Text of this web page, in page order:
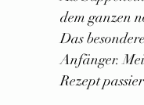
dem ganzen
Das
Anfänger.
Rezept